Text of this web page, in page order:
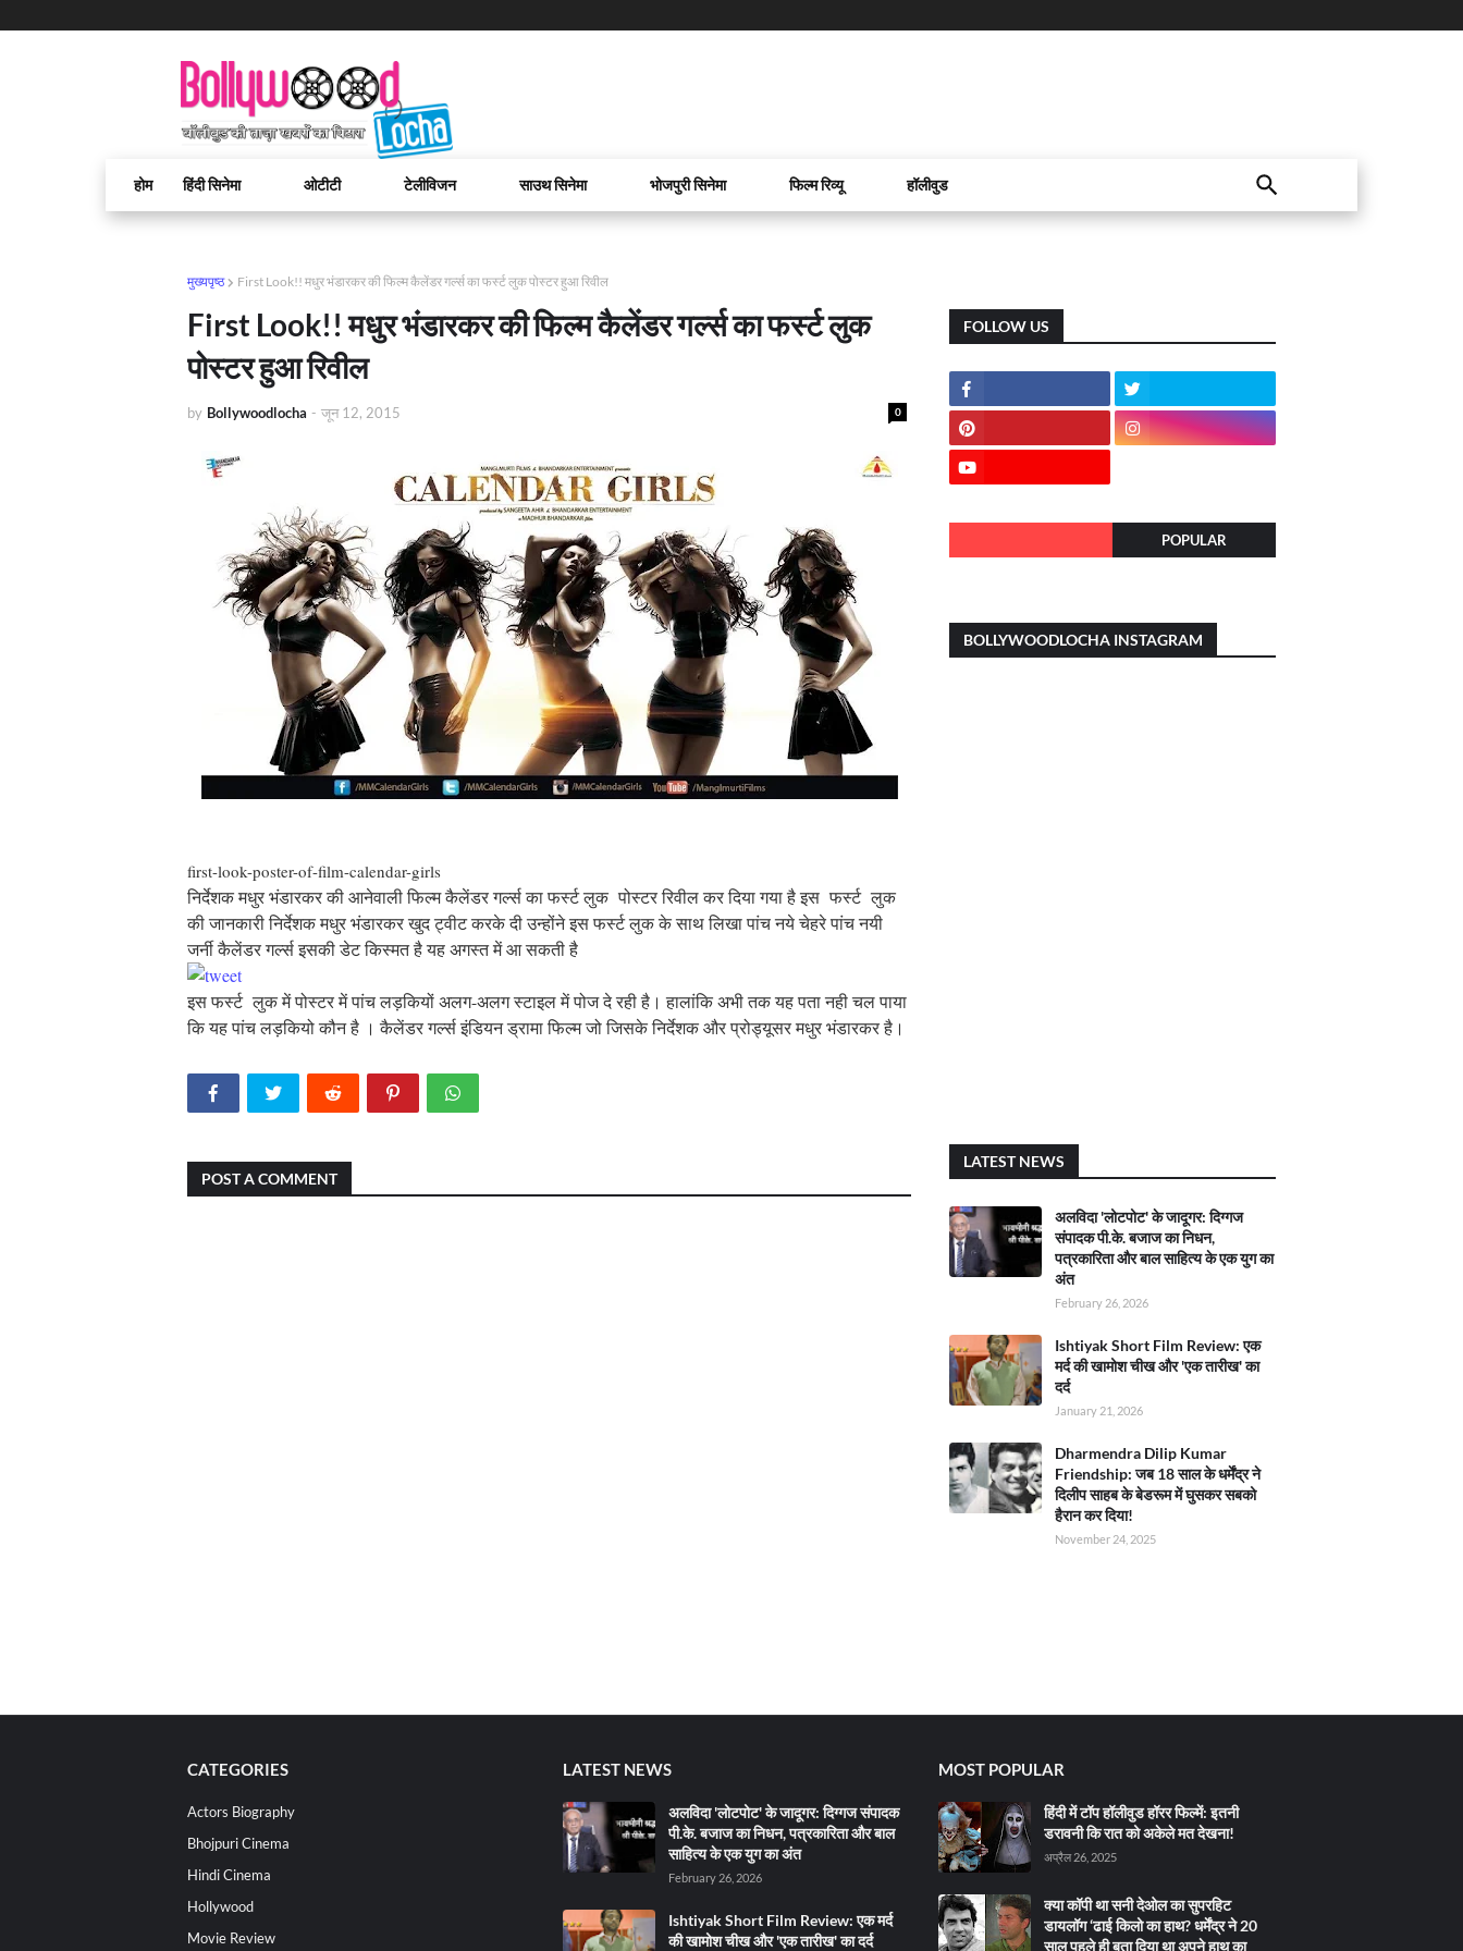
होम हिंदी सिनेमा ओटीटी टेलीविजन साउथ सिनेमा भोजपुरी सिनेमा फिल्म रिव्यू हॉलीवुड
मुख्यपृष्ठ First Look!! मधुर भंडारकर की फिल्म कैलेंडर गर्ल्स का फर्स्ट लुक पोस्टर हुआ रिवील
First Look!! मधुर भंडारकर की फिल्म कैलेंडर गर्ल्स का फर्स्ट लुक
पोस्टर हुआ रिवील
by Bollywoodlocha 0
- जून 12, 2015
first-look-poster-of-film-calendar-girls
निर्देशक मधुर भंडारकर की आनेवाली फिल्म कैलेंडर गर्ल्स का फर्स्ट लुक पोस्टर रिवील कर दिया गया है इस फर्स्ट लुक
की जानकारी निर्देशक मधुर भंडारकर खुद ट्वीट करके दी उन्होंने इस फर्स्ट लुक के साथ लिखा पांच नये चेहरे पांच नयी
जर्नी कैलेंडर गर्ल्स इसकी डेट किस्मत है यह अगस्त में आ सकती है
इस फर्स्ट लुक में पोस्टर में पांच लड़कियों अलग-अलग स्टाइल में पोज दे रही है। हालांकि अभी तक यह पता नही चल पाया
कि यह पांच लड़कियो कौन है । कैलेंडर गर्ल्स इंडियन ड्रामा फिल्म जो जिसके निर्देशक और प्रोड्यूसर मधुर भंडारकर है।
POST A COMMENT
FOLLOW US
POPULAR
BOLLYWOODLOCHA INSTAGRAM
LATEST NEWS
अलविदा 'लोटपोट' के जादूगर: दिग्गज
संपादक पी.के. बजाज का निधन,
पत्रकारिता और बाल साहित्य के एक युग का
अंत
February 26, 2026
Ishtiyak Short Film Review: एक
मर्द की खामोश चीख और 'एक तारीख' का
दर्द
January 21, 2026
Dharmendra Dilip Kumar
Friendship: जब 18 साल के धर्मेंद्र ने
दिलीप साहब के बेडरूम में घुसकर सबको
हैरान कर दिया!
November 24, 2025
CATEGORIES
Actors Biography
Bhojpuri Cinema
Hindi Cinema
Hollywood
Movie Review
LATEST NEWS
अलविदा 'लोटपोट' के जादूगर: दिग्गज संपादक
पी.के. बजाज का निधन, पत्रकारिता और बाल
साहित्य के एक युग का अंत
February 26, 2026
Ishtiyak Short Film Review: एक मर्द
की खामोश चीख और 'एक तारीख' का दर्द
MOST POPULAR
हिंदी में टॉप हॉलीवुड हॉरर फिल्में: इतनी
डरावनी कि रात को अकेले मत देखना!
अप्रैल 26, 2025
क्या कॉपी था सनी देओल का सुपरहिट
डायलॉग ‘ढाई किलो का हाथ? धर्मेंद्र ने 20
साल पहले ही बता दिया था अपने हाथ का